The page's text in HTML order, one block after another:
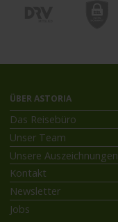
ÜBER ASTORIA
Das Reisebüro
Unser Team
Unsere Auszeichnungen
Kontakt
Newsletter
Jobs